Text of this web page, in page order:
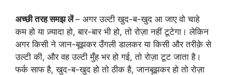
अच्छी तरह समझ लें– अगर उल्टी खुद-ब-खुद आ जाए वो चाहे
कम हो या ज़्यादा हो, बार-बार भी हो, तो रोज़ा नहीं टूटेगा। लेकिन
अगर किसी ने जान-बूझकर उँगली डालकर या किसी और तरीक़े से
उल्टी की, और वह उल्टी मुँह भर हो गई, तो रोज़ा टूट जाता है।
फर्क साफ है, खुद-ब-खुद हो तो ठीक है, जानबूझकर हो तो रोज़ा